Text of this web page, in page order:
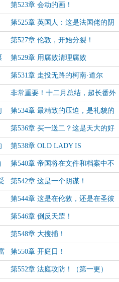
第523章 会动的画！
第525章 英国人：这是法国佬的阴
谋！
第527章 伦敦，开始分裂！
第529章 用腐败清理腐败
第531章 走投无路的柯南·道尔
非常重要！十二月总结，超长番外
预告!
第534章 最精致的压迫，是礼貌的
沉默！（月初求票！）
第536章 买一送二？这是天大的好
事啊！
第538章 OLD LADY IS
WATCHING YOU！
第540章 帝国将在文件和档案中不
可战胜！
第542章 这是一个阴谋！
第544章 这是在伦敦，还是在圣彼
得堡？（补更2）
第546章 倒反天罡！
第548章 大搜捕！
第550章 开庭日！
第552章 法庭攻防！（第一更）